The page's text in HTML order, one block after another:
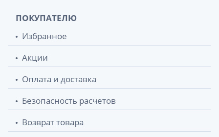
ПОКУПАТЕЛЮ
Избранное
Акции
Оплата и доставка
Безопасность расчетов
Возврат товара